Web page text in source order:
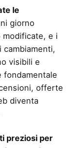
le
giorno
modificate, e i
cambiamenti,
visibili e
fondamentale
offerte
diventa
preziosi per